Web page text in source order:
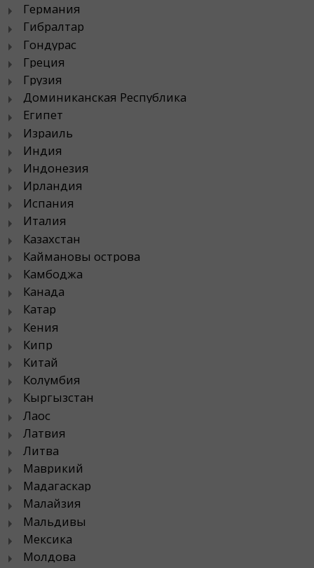
Германия
Гибралтар
Гондурас
Греция
Грузия
Доминиканская Республика
Египет
Израиль
Индия
Индонезия
Ирландия
Испания
Италия
Казахстан
Каймановы острова
Камбоджа
Канада
Катар
Кения
Кипр
Китай
Колумбия
Кыргызстан
Лаос
Латвия
Литва
Маврикий
Мадагаскар
Малайзия
Мальдивы
Мексика
Молдова